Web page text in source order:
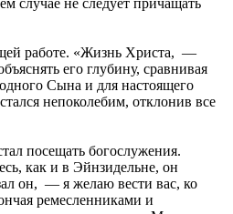
случае не следует причащать
работе. «Жизнь Христа, —
его глубину, сравнивая
Сына и для настоящего
непоколебим, отклонив все
посещать богослужения.
как и в Эйнзидельне, он
он, — я желаю вести вас, ко
ремесленниками и